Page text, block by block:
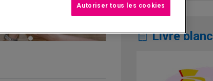
Livre blanc
Autoriser tous les cookies